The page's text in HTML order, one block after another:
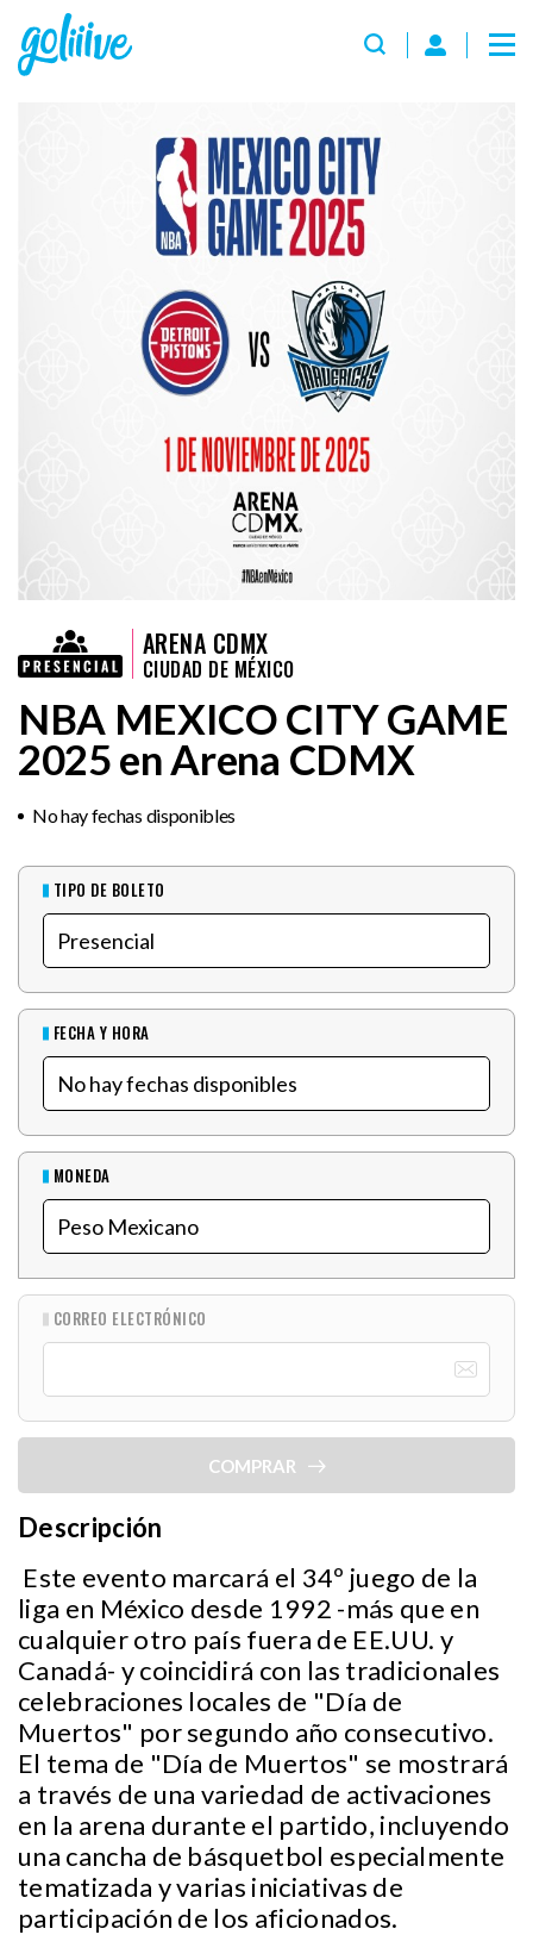
ARENA CDMX
CIUDAD DE MÉXICO
NBA MEXICO CITY GAME
2025 en Arena CDMX
No hay fechas disponibles
TIPO DE BOLETO
FECHA Y HORA
MONEDA
CORREO ELECTRÓNICO
COMPRAR
Descripción
Este evento marcará el 34º juego de la
liga en México desde 1992 -más que en
cualquier otro país fuera de EE.UU. y
Canadá- y coincidirá con las tradicionales
celebraciones locales de "Día de
Muertos" por segundo año consecutivo.
El tema de "Día de Muertos" se mostrará
a través de una variedad de activaciones
en la arena durante el partido, incluyendo
una cancha de básquetbol especialmente
tematizada y varias iniciativas de
participación de los aficionados.